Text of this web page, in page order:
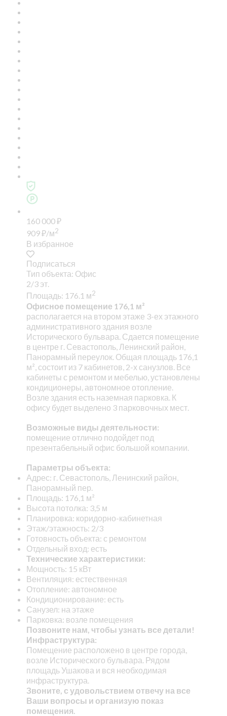
160 000₽
909₽/м2
В избранное
Подписаться
Тип объекта: Офис
2/3 эт.
Площадь: 176.1 м2
Офисное помещение 176,1 м²
располагается на втором этаже 3-ех этажного
административного здания возле
Исторического бульвара. Сдается помещение
в центре г. Севастополь, Ленинский район,
Панорамный переулок. Общая площадь 176,1
м², состоит из 7 кабинетов, 2-х санузлов. Все
кабинеты с ремонтом и мебелью, установлены
кондиционеры, автономное отопление.
Возле здания есть наземная парковка. К
офису будет выделено 3 парковочных мест.
Возможные виды деятельности:
помещение отлично подойдет под
презентабельный офис большой компании.
Параметры объекта:
Адрес: г. Севастополь, Ленинский район,
Панорамный пер.
Площадь: 176,1 м²
Высота потолка: 3,5 м
Планировка: коридорно-кабинетная
Этаж/этажность: 2/3
Готовность объекта: с ремонтом
Отдельный вход: есть
Технические характеристики:
Мощность: 15 кВт
Вентиляция: естественная
Отопление: автономное
Кондиционирование: есть
Санузел: на этаже
Парковка: возле помещения
Позвоните нам, чтобы узнать все детали!
Инфраструктура:
Помещение расположено в центре города,
возле Исторического бульвара. Рядом
площадь Ушакова и вся необходимая
инфраструктура.
Звоните, с удовольствием отвечу на все
Ваши вопросы и организую показ
помещения.